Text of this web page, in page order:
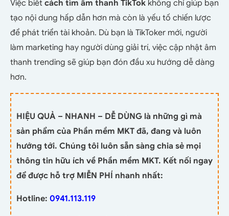
Việc biết cách tìm âm thanh TikTok không chỉ giúp bạn
tạo nội dung hấp dẫn hơn mà còn là yếu tố chiến lược
để phát triển tài khoản. Dù bạn là TikToker mới, người
làm marketing hay người dùng giải trí, việc cập nhật âm
thanh trending sẽ giúp bạn đón đầu xu hướng dễ dàng
hơn.
HIỆU QUẢ – NHANH – DỄ DÙNG là những gì mà
sản phẩm của Phần mềm MKT đã, đang và luôn
hướng tới. Chúng tôi luôn sẵn sàng chia sẻ mọi
thông tin hữu ích về Phần mềm MKT. Kết nối ngay
để được hỗ trợ MIỄN PHÍ nhanh nhất:
Hotline: 0941.113.119